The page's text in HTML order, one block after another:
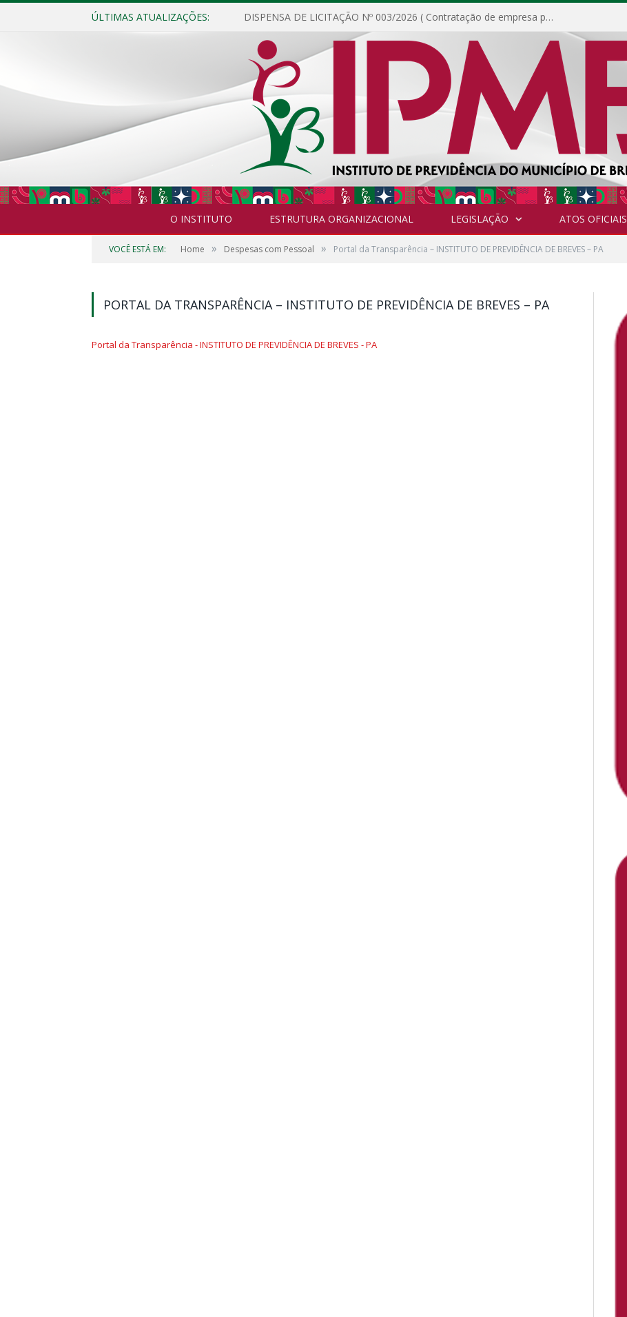
ÚLTIMAS ATUALIZAÇÕES: DISPENSA DE LICITAÇÃO Nº 003/2026 ( Contratação de empresa para fornecimento de gêneros alimentícios não perecíveis, materiais de expediente, descartáveis, copa e cozinha, para análise e posterior publicação.)
O INSTITUTO ESTRUTURA ORGANIZACIONAL LEGISLAÇÃO ATOS OFICIAIS
VOCÊ ESTÁ EM: Home » Despesas com Pessoal » Portal da Transparência – INSTITUTO DE PREVIDÊNCIA DE BREVES – PA
PORTAL DA TRANSPARÊNCIA – INSTITUTO DE PREVIDÊNCIA DE BREVES – PA
Portal da Transparência - INSTITUTO DE PREVIDÊNCIA DE BREVES - PA